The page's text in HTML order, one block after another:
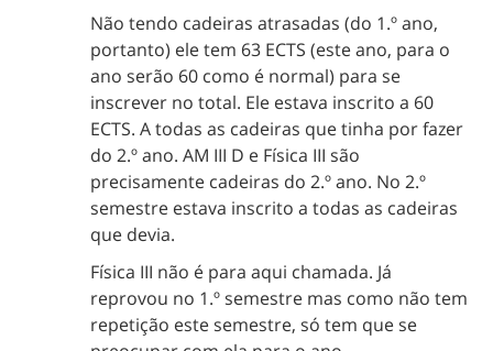
Não tendo cadeiras atrasadas (do 1.º ano,
portanto) ele tem 63 ECTS (este ano, para o
ano serão 60 como é normal) para se
inscrever no total. Ele estava inscrito a 60
ECTS. A todas as cadeiras que tinha por fazer
do 2.º ano. AM III D e Física III são
precisamente cadeiras do 2.º ano. No 2.º
semestre estava inscrito a todas as cadeiras
que devia.
Física III não é para aqui chamada. Já
reprovou no 1.º semestre mas como não tem
repetição este semestre, só tem que se